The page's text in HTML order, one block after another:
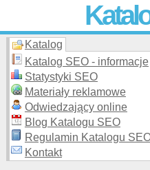
Skuteczna i
moderowanego
Katalog
Katalog SEO - informacje
Statystyki SEO
Materiały reklamowe
Odwiedzający online
Blog Katalogu SEO
Regulamin Katalogu
Kontakt